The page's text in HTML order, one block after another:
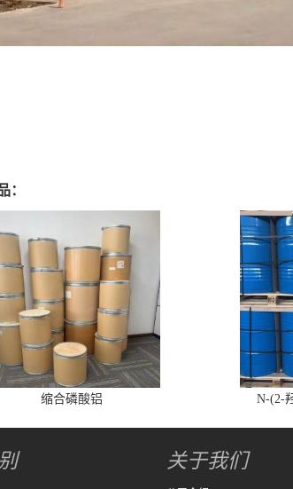
：
缩合磷酸铝 N-(2-
关于我们